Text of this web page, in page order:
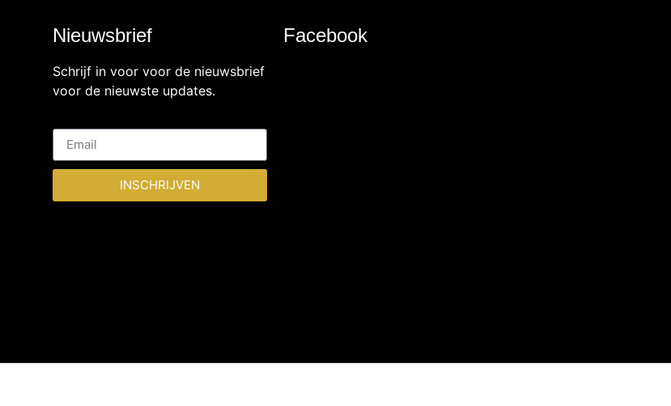
Nieuwsbrief
Schrijf in voor voor de nieuwsbrief
voor de nieuwste updates.
INSCHRIJVEN
Facebook